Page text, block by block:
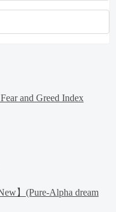
and Greed Index
】(Pure-Alpha dream